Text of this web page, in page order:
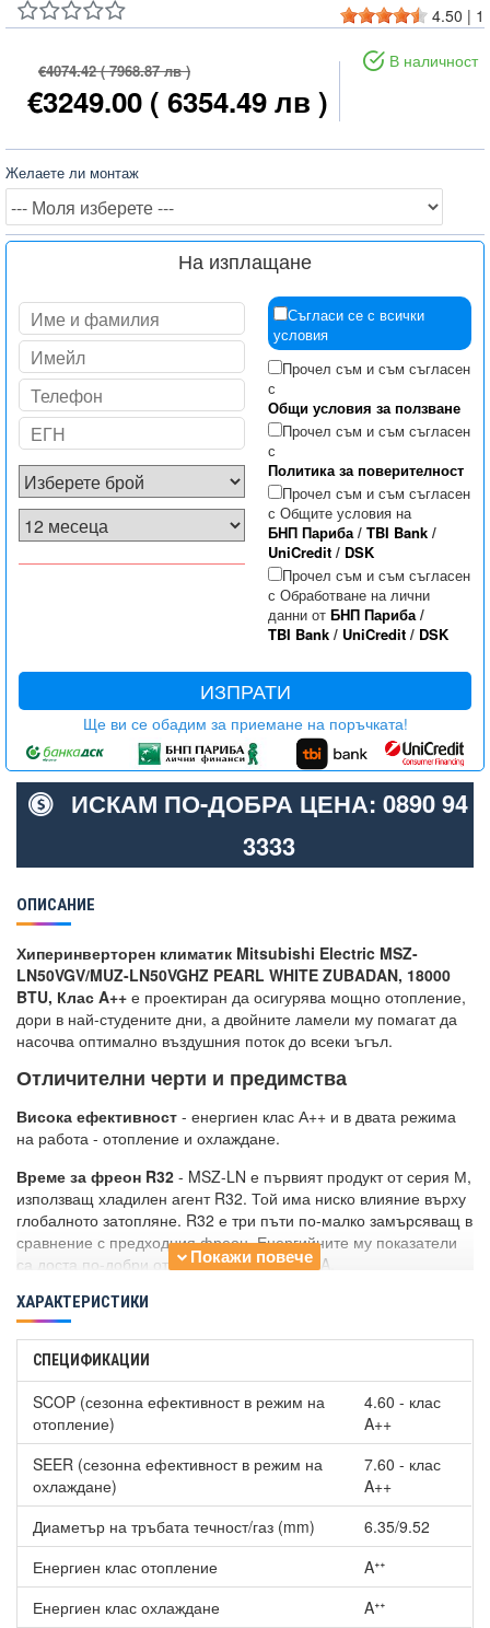
4.50 | 1
€4074.42( 7968.87 лв )
€3249.00 ( 6354.49 лв )
В наличност
Желаете ли монтаж
На изплащане
Съгласи се с всички
условия
Прочел съм и съм съгласен
с
Общи условия за ползване
Прочел съм и съм съгласен
с
Политика за поверителност
Прочел съм и съм съгласен
с Общите условия на
БНП Париба/ TBI Bank/
UniCredit/ DSK
Прочел съм и съм съгласен
с Обработване на лични
данни от БНП Париба/
TBI Bank/ UniCredit/ DSK
ИЗПРАТИ
Ще ви се обадим за приемане на поръчката!
ИСКАМ ПО-ДОБРА ЦЕНА: 0890 94
3333
ОПИСАНИЕ
Хиперинверторен климатик Mitsubishi Electric MSZ-
LN50VGV/MUZ-LN50VGHZ PEARL WHITE ZUBADAN, 18000
BTU, Клас A++ е проектиран да осигурява мощно отопление,
дори в най-студените дни, а двойните ламели му помагат да
насочва оптимално въздушния поток до всеки ъгъл.
Отличителни черти и предимства
Висока ефективност - енергиен клас А++ и в двата режима
на работа - отопление и охлаждане.
Време за фреон R32 - MSZ-LN е първият продукт от серия М,
използващ хладилен агент R32. Той има ниско влияние върху
глобалното затопляне. R32 е три пъти по-малко замърсяващ в
сравнение с предходния фреон. Енергийните му показатели
са доста по-добри от тези на стария R410A.
Отопление при -25°C -
издържа на екстремално ниски външни температури.
Климатикът има способност да отоплява дори при
температури на външния въздух -25°C. Серията е подходяща
Хиперинверторен климатик Mitsubishi Electric MSZ-
LN50VGV/MUZ-LN50VGHZ PEARL WHITE ZUBADAN, 18000
BTU, Клас A++е създаден с уникален и елегантен дизайн,
отличаващ се с изключително атрактивна и запомняща се
визия. Моделите се предлагат в няколко красиви цвята, които
са вдъхновени от яркостта и елегантността на скъпоценните
камъни. Цвета на климатика е перлено бяло.
3D i-see sensor
е сензор, използван от тази серия за
триизмерно сканиране на различни точки в едно помещение и
ХАРАКТЕРИСТИКИ
СПЕЦИФИКАЦИИ
SCOP (сезонна ефективност в режим на
отопление)
4.60 - клас
A++
SEER (сезонна ефективност в режим на
охлаждане)
7.60 - клас
A++
Диаметър на тръбата течност/газ (mm)
6.35/9.52
Енергиен клас отопление
Aᐩᐩ
Енергиен клас охлаждане
Aᐩᐩ